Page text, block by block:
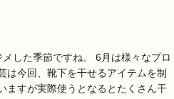
した季節ですね。 6月は様々なプロ
は今回、靴下を干せるアイテムを制
ますが実際使うとなるとたくさん干